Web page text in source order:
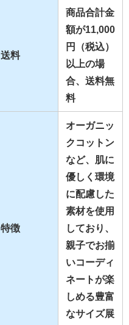
送料
商品合計金
額が11,000
円（税込）
以上の場
合、送料無
料
特徴
オーガニッ
クコットン
など、肌に
優しく環境
に配慮した
素材を使用
しており、
親子でお揃
いコーディ
ネートが楽
しめる豊富
なサイズ展